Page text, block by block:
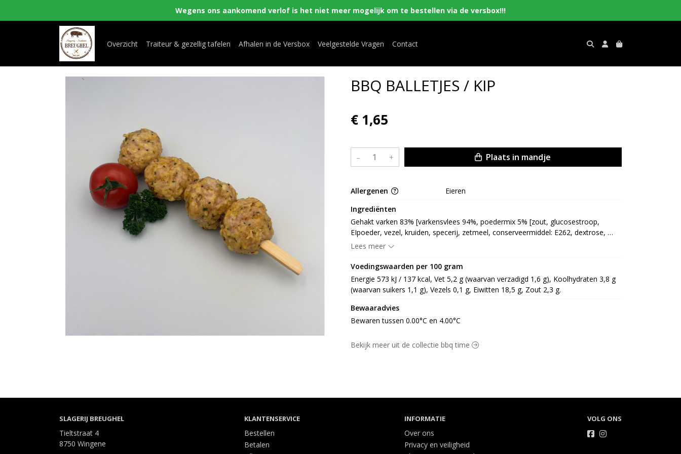
Wegens ons aankomend verlof is het niet meer mogelijk om te bestellen via de versbox!!!
Overzicht Traiteur & gezellig tafelen Afhalen in de Versbox Veelgestelde Vragen Contact
BBQ BALLETJES / KIP
€ 1,65
– + Plaats in mandje
Allergenen
Eieren
Ingrediënten
Gehakt varken 83% [varkensvlees 94%, poedermix 5% [zout, glucosestroop,
EIpoeder, vezel, kruiden, specerij, zetmeel, conserveermiddel: E262, dextrose,
aroma, zuurteregelaar: E331, antioxidant: E301]], EIgeel 8%, kruidenmix 2%
specerijextract], varkensdarm [zout], peterselie, specerij [aroma, water, zoetst:
E420, emulgator: E1520, E433, zuur: E392], uipoeder [ui, antiklontermiddel: E470a],
hulpstof [zout, conserveermiddel: E262, antioxidant: E301, E331], bamboevezel
Lees meer
Voedingswaarden per 100 gram
Energie 573 kJ / 137 kcal, Vet 5,2 g (waarvan verzadigd 1,6 g), Koolhydraten 3,8 g
(waarvan suikers 1,1 g), Vezels 0,1 g, Eiwitten 18,5 g, Zout 2,3 g.
Bewaaradvies
Bewaren tussen 0.00°C en 4.00°C
Bekijk meer uit de collectie bbq time
SLAGERIJ BREUGHEL
Tieltstraat 4
8750 Wingene
KLANTENSERVICE
Bestellen
Betalen
INFORMATIE
Over ons
Privacy en veiligheid
VOLG ONS